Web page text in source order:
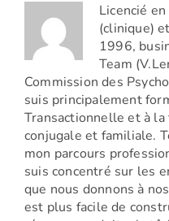
Licencié
(clinique)
1996,
Team
Commission des
suis principalement
Transactionnelle et à
conjugale et familiale.
mon parcours
suis concentré sur les
que nous donnons à
est plus facile de